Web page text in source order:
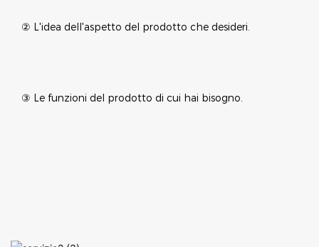
② L'idea dell'aspetto del prodotto che desideri.
③ Le funzioni del prodotto di cui hai bisogno.